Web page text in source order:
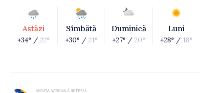
Astăzi
+34° / 22°
Sîmbătă
+30° / 21°
Duminică
+27° / 20°
Luni
+28° / 18°